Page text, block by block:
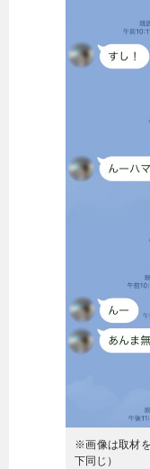
※画像は取材
下同じ）